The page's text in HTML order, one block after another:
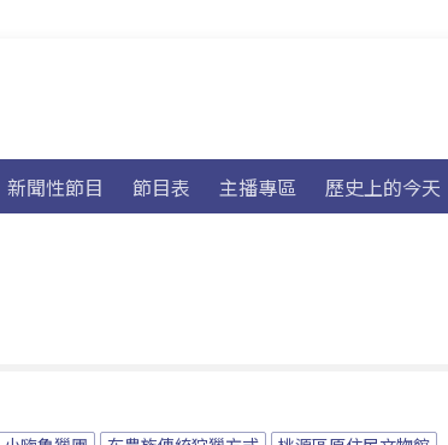
新聞性節目 節目表 主播專區 歷史上的今天